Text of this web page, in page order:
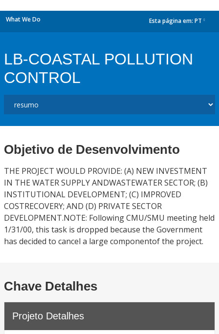
What We Do Esta página em: PT
LB-COASTAL POLLUTION
CONTROL
Objetivo de Desenvolvimento
THE PROJECT WOULD PROVIDE: (A) NEW INVESTMENT
IN THE WATER SUPPLY ANDWASTEWATER SECTOR; (B)
INSTITUTIONAL DEVELOPMENT; (C) IMPROVED
COSTRECOVERY; AND (D) PRIVATE SECTOR
DEVELOPMENT.NOTE: Following CMU/SMU meeting held
1/31/00, this task is dropped because the Government
has decided to cancel a large componentof the project.
Chave Detalhes
Projeto Detalhes